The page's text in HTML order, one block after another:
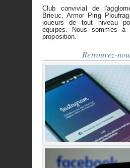
Club convivial de
Brieuc, Armor Ping
joueurs de tout niveau
équipes. Nous sommes à
proposition.
Retrouvez-